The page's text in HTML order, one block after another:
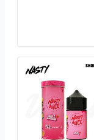
För optimal
Förvara all
utom räckhåll
Läs igenom
användning.
Uppsök